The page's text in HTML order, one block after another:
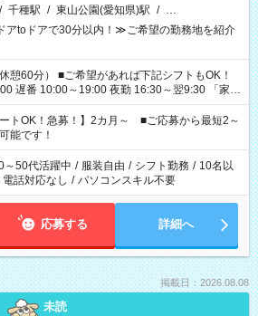
/ 千種駅 / 東山公園(愛知県)駅 / …
アtoドアで30分以内！≫ご希望の勤務地を紹介
れば下記シフトもOK！
遅番 10:00～19:00 夜勤 16:30～翌9:30 「家族
たい」 「余裕を持って夕飯の準備がしたい」
はしたくない」 など、ご希望を教えてください
仕事の勤務時間。 合計で週40時間を超える場
せん。
ートOK！急募！】2カ月～ ■ご応募から最短2～
能です！
～50代活躍中 / 服装自由 / シフト勤務 / 10名以
電話対応なし / パソコンスキル不要
応募する 詳細へ
掲載日：2026.08.08
未読